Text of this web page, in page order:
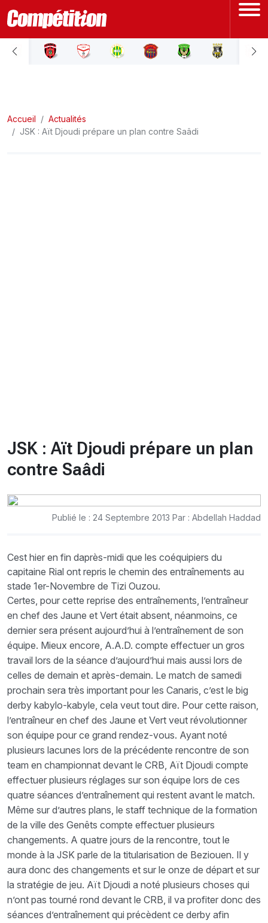
ACCUEIL
LIGUE 2
Accueil
Actualités
JSK : Aït Djoudi prépare un plan contre Saâdi
JSK : Aït Djoudi prépare un plan
contre Saâdi
Publié le : 24 Septembre 2013 Par : Abdellah Haddad
Cest hier en fin daprès-midi que les coéquipiers du
capitaine Rial ont repris le chemin des entraînements au
stade 1er-Novembre de Tizi Ouzou.
Certes, pour cette reprise des entraînements, l’entraîneur
en chef des Jaune et Vert était absent, néanmoins, ce
dernier sera présent aujourd’hui à l’entraînement de son
équipe. Mieux encore, A.A.D. compte effectuer un gros
travail lors de la séance d’aujourd’hui mais aussi lors de
celles de demain et après-demain. Le match de samedi
prochain sera très important pour les Canaris, c’est le big
derby kabylo-kabyle, cela veut tout dire. Pour cette raison,
l’entraîneur en chef des Jaune et Vert veut révolutionner
son équipe pour ce grand rendez-vous. Ayant noté
plusieurs lacunes lors de la précédente rencontre de son
team en championnat devant le CRB, Aït Djoudi compte
effectuer plusieurs réglages sur son équipe lors de ces
quatre séances d’entraînement qui restent avant le match.
Même sur d’autres plans, le staff technique de la formation
de la ville des Genêts compte effectuer plusieurs
changements. A quatre jours de la rencontre, tout le
monde à la JSK parle de la titularisation de Beziouen. Il y
aura donc des changements et sur le onze de départ et sur
la stratégie de jeu. Aït Djoudi a noté plusieurs choses qui
n’ont pas tourné rond devant le CRB, il va profiter donc des
séances d’entraînement qui précèdent ce derby afin